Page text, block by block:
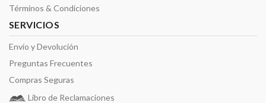
Términos & Condiciones
SERVICIOS
Envío y Devolución
Preguntas Frecuentes
Compras Seguras
Libro de Reclamaciones